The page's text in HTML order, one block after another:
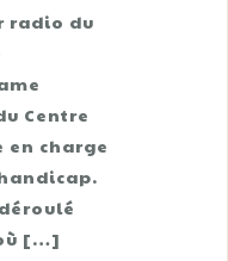
radio du
Centre
en charge
[…]